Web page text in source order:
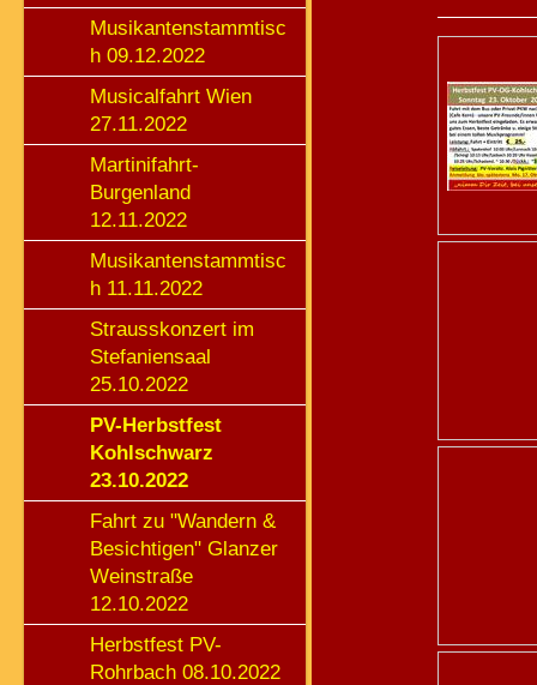
Musikantenstammtisc
h 09.12.2022
Musicalfahrt Wien
27.11.2022
Martinifahrt-
Burgenland
12.11.2022
Musikantenstammtisc
h 11.11.2022
Strausskonzert im
Stefaniensaal
25.10.2022
PV-Herbstfest
Kohlschwarz
23.10.2022
Fahrt zu "Wandern &
Besichtigen" Glanzer
Weinstraße
12.10.2022
Herbstfest PV-
Rohrbach 08.10.2022